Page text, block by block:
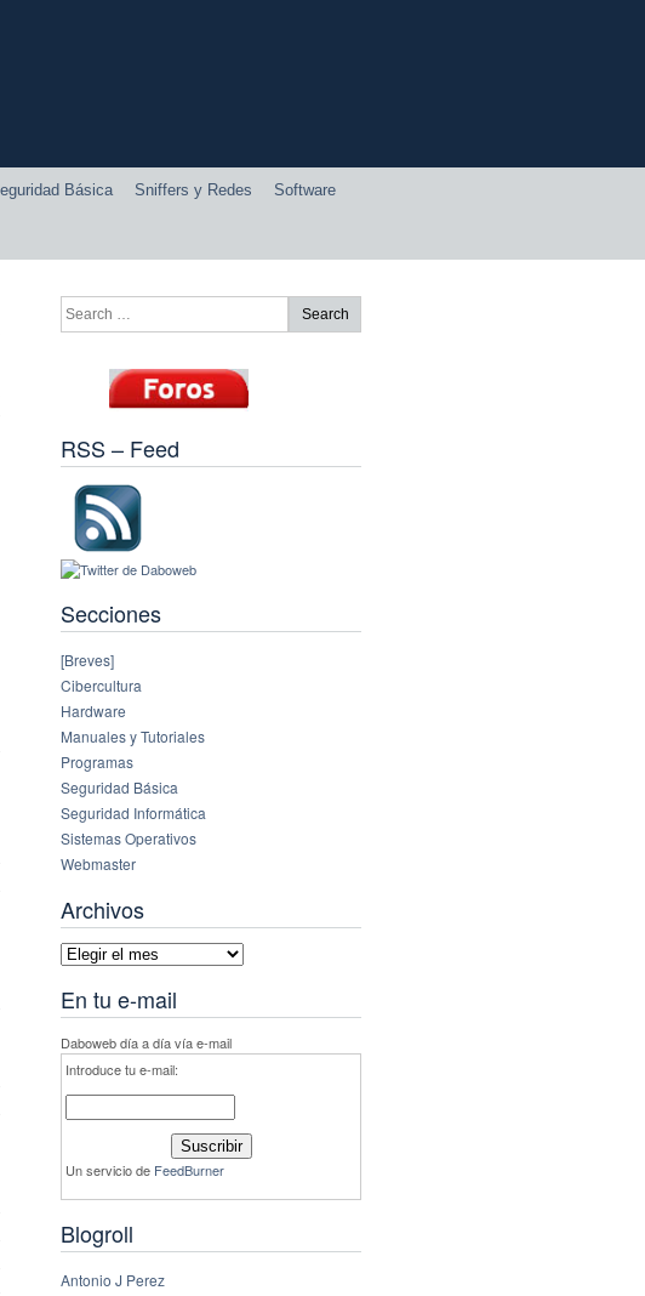
Básica Sniffers y Redes Software
RSS – Feed
Secciones
[Breves]
Cibercultura
Hardware
Manuales y Tutoriales
Programas
Seguridad Básica
Seguridad Informática
Sistemas Operativos
Webmaster
Archivos
Archivos
En tu e-mail
Daboweb día a día vía e-mail
Introduce tu e-mail:
Un servicio de FeedBurner
Blogroll
Antonio J Perez